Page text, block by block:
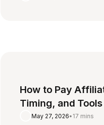
How to Pay
Timing, and
May 27, 2026• 17 mins